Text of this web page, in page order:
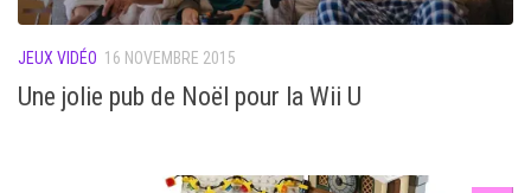
JEUX VIDÉO 16 NOVEMBRE 2015
Une jolie pub de Noël pour la Wii U